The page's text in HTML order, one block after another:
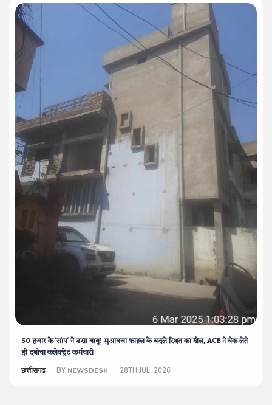
50 हजार के 'सांप' ने डसा बाबू! मुआवजा फाइल के बदले रिश्वत का खेल, ACB ने चेक लेते
ही दबोचा कलेक्ट्रेट कर्मचारी
छत्तीसगढ BY NEWSDESK 28TH JUL, 2026